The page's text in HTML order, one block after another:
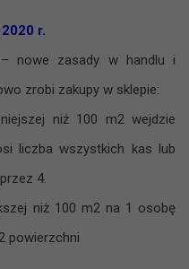
r.
– nowe zasady w handlu i
zrobi zakupy w sklepie:
niż 100 m2 wejdzie
liczba wszystkich kas lub
4.
niż 100 m2 na 1 osobę
powierzchni